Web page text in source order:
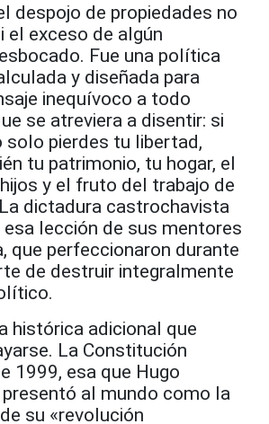
despojo de propiedades no
el exceso de algún
Fue una política
y diseñada para
inequívoco a todo
se atreviera a disentir: si
solo pierdes tu libertad,
tu patrimonio, tu hogar, el
y el fruto del trabajo de
dictadura castrochavista
esa lección de sus mentores
que perfeccionaron durante
de destruir integralmente
histórica adicional que
La Constitución
1999, esa que Hugo
al mundo como la
su «revolución